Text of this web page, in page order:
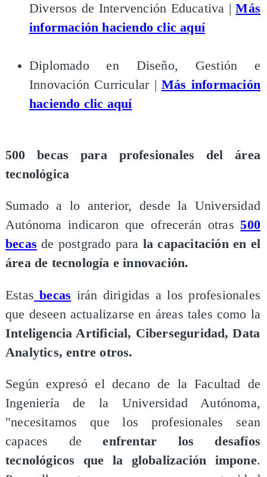
Diversos de Intervención Educativa |Más
información haciendo clic aquí
Diplomado en Diseño, Gestión e
Innovación Curricular | Más información
haciendo clic aquí
500 becas para profesionales del área
tecnológica
Sumado a lo anterior, desde la Universidad
Autónoma indicaron que ofrecerán otras500
becas de postgrado para la capacitación en el
área de tecnología e innovación.
Estas becas irán dirigidas a los profesionales
que deseen actualizarse en áreas tales como la
Inteligencia Artificial, Ciberseguridad, Data
Analytics, entre otros.
Según expresó el decano de la Facultad de
Ingeniería de la Universidad Autónoma,
"necesitamos que los profesionales sean
capaces deenfrentar los desafíos
tecnológicos que la globalización impone.